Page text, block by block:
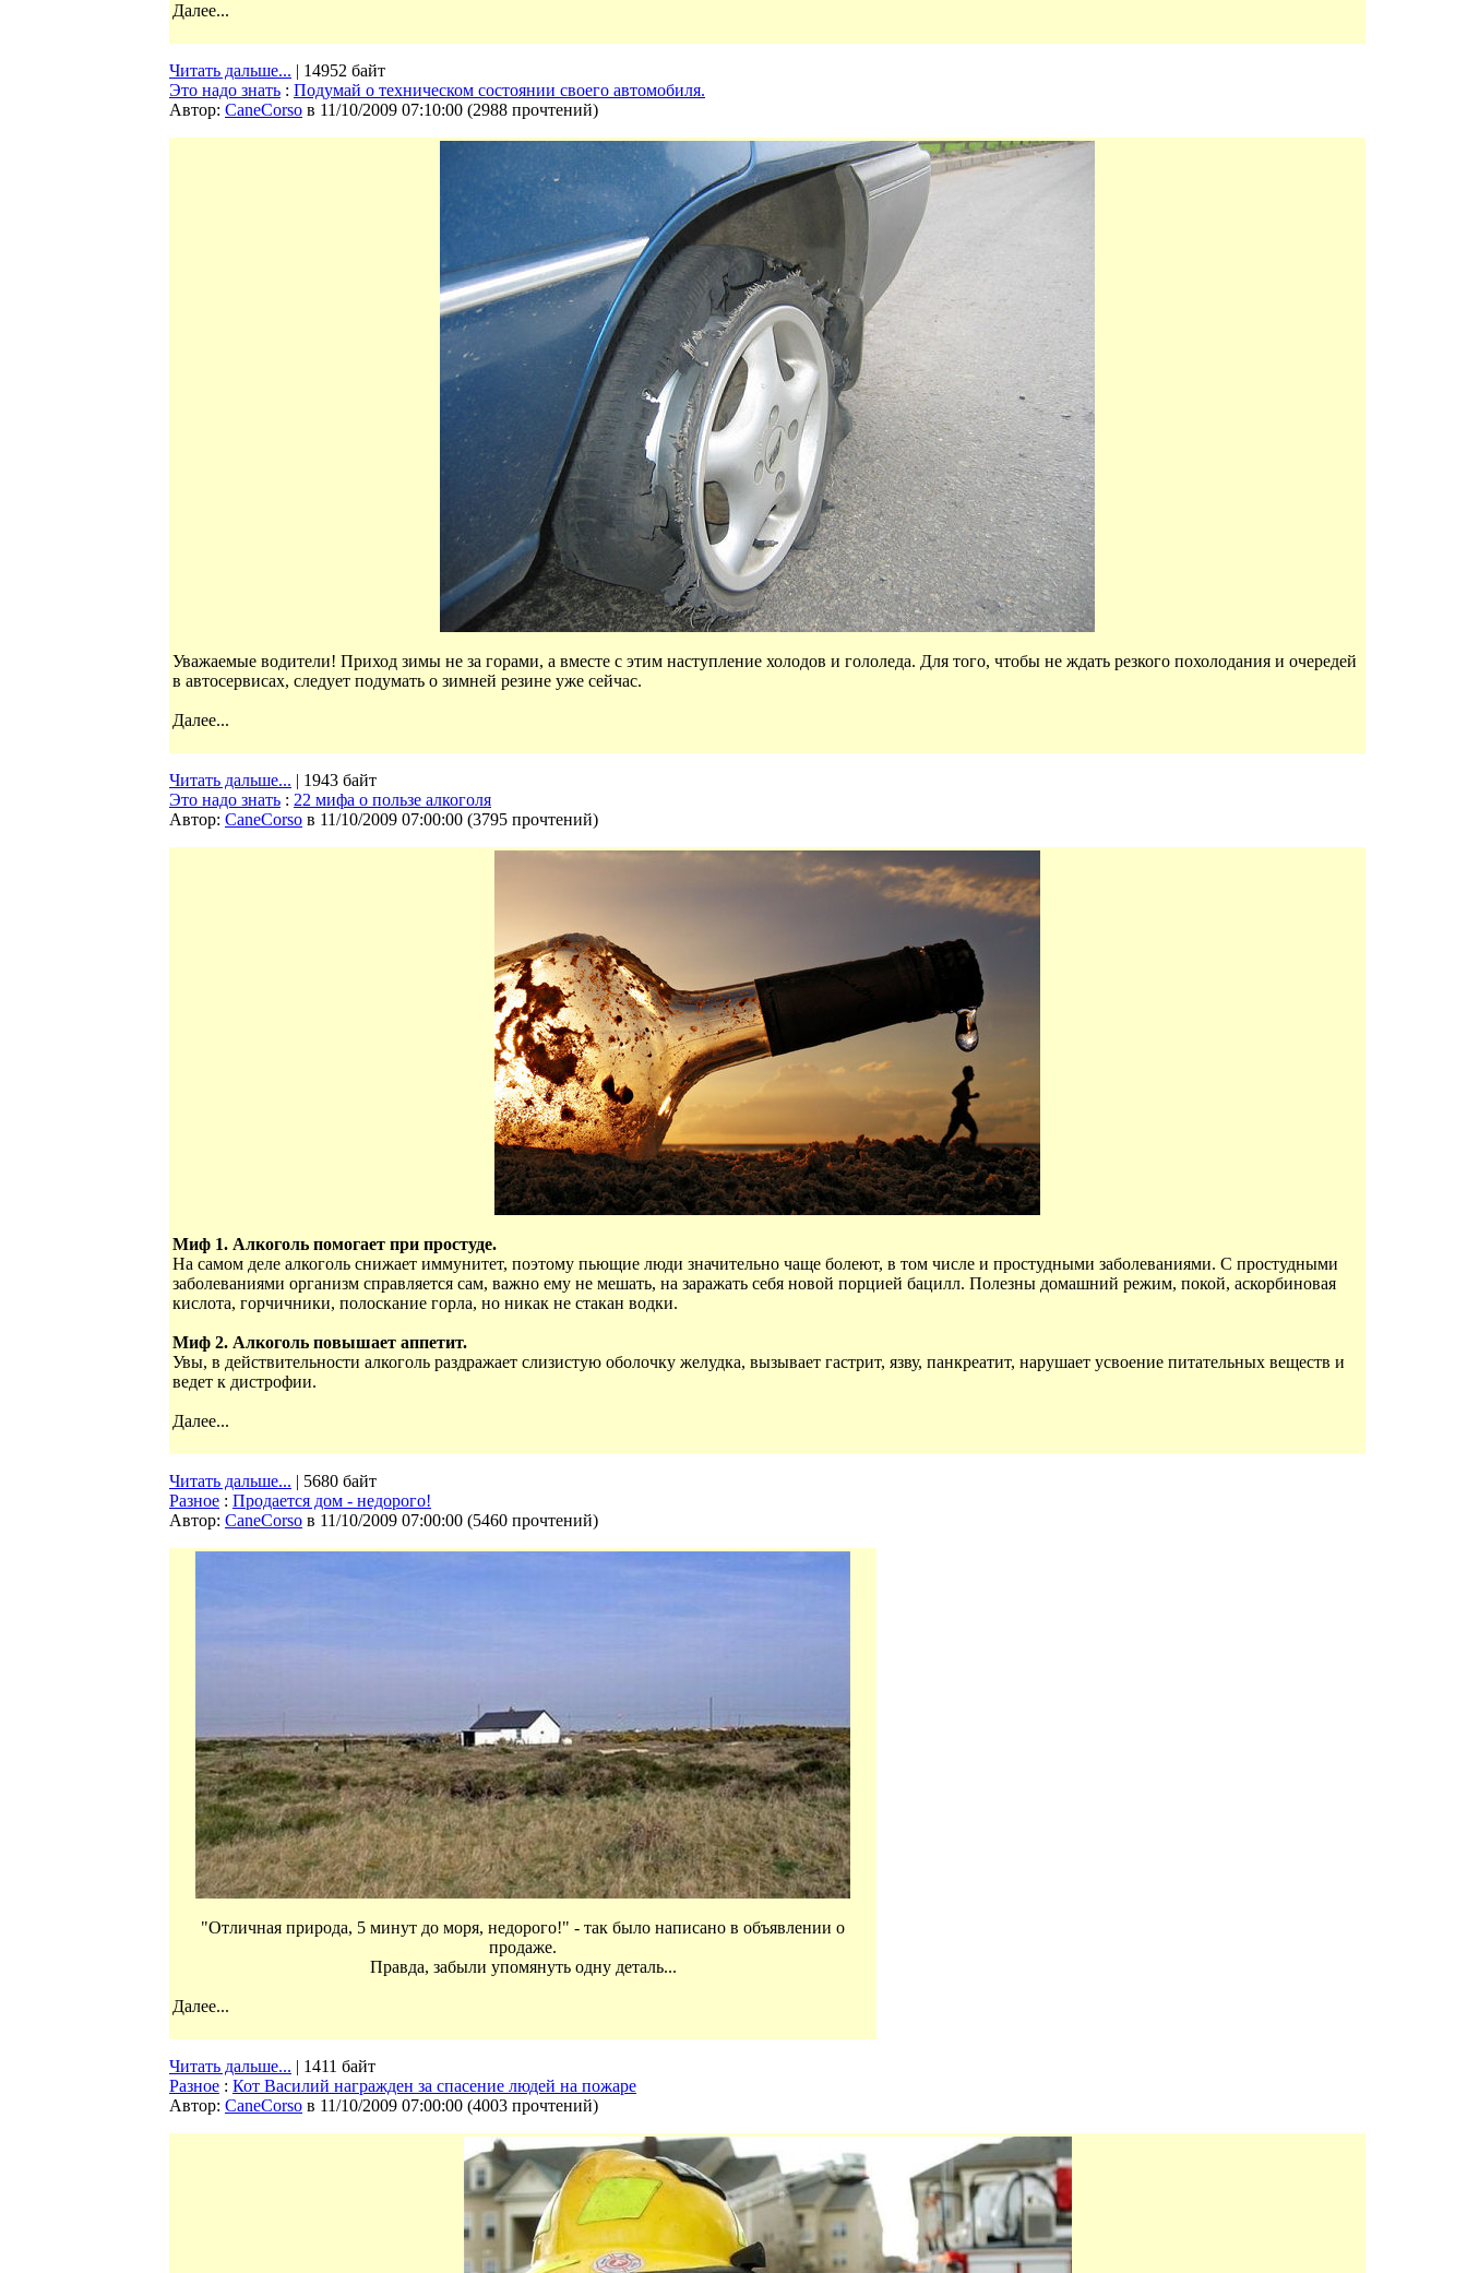
Далее...
Читать дальше... | 14952 байт
Это надо знать : Подумай о техническом состоянии своего автомобиля.
Автор: CaneCorso в 11/10/2009 07:10:00 (2988 прочтений)
Уважаемые водители! Приход зимы не за горами, а вместе с этим наступление холодов и гололеда. Для того, чтобы не ждать резкого похолодания и очередей
в автосервисах, следует подумать о зимней резине уже сейчас.
Далее...
Читать дальше... | 1943 байт
Это надо знать : 22 мифа о пользе алкоголя
Автор: CaneCorso в 11/10/2009 07:00:00 (3795 прочтений)
Миф 1. Алкоголь помогает при простуде.
На самом деле алкоголь снижает иммунитет, поэтому пьющие люди значительно чаще болеют, в том числе и простудными заболеваниями. С простудными
заболеваниями организм справляется сам, важно ему не мешать, на заражать себя новой порцией бацилл. Полезны домашний режим, покой, аскорбиновая
кислота, горчичники, полоскание горла, но никак не стакан водки.
Миф 2. Алкоголь повышает аппетит.
Увы, в действительности алкоголь раздражает слизистую оболочку желудка, вызывает гастрит, язву, панкреатит, нарушает усвоение питательных веществ и
ведет к дистрофии.
Далее...
Читать дальше... | 5680 байт
Разное : Продается дом - недорого!
Автор: CaneCorso в 11/10/2009 07:00:00 (5460 прочтений)
"Отличная природа, 5 минут до моря, недорого!" - так было написано в объявлении о
продаже.
Правда, забыли упомянуть одну деталь...
Далее...
Читать дальше... | 1411 байт
Разное : Кот Василий награжден за спасение людей на пожаре
Автор: CaneCorso в 11/10/2009 07:00:00 (4003 прочтений)